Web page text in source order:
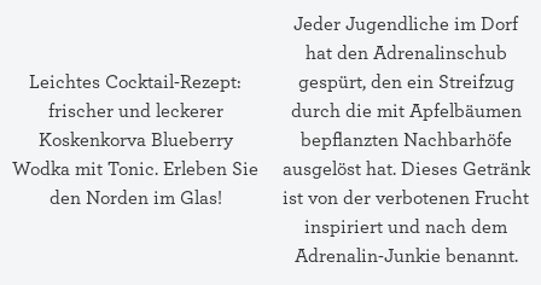
Leichtes Cocktail-Rezept:
frischer und leckerer
Koskenkorva Blueberry
Wodka mit Tonic. Erleben Sie
den Norden im Glas!
Jeder Jugendliche im Dorf
hat den Adrenalinschub
gespürt, den ein Streifzug
durch die mit Apfelbäumen
bepflanzten Nachbarhöfe
ausgelöst hat. Dieses Getränk
ist von der verbotenen Frucht
inspiriert und nach dem
Adrenalin-Junkie benannt.